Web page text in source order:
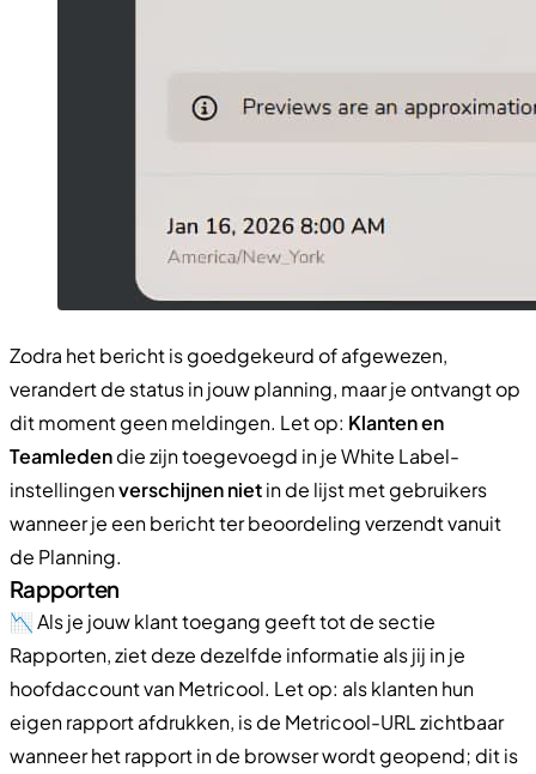
Zodra het bericht is goedgekeurd of afgewezen,
verandert de status in jouw planning, maar je ontvangt op
dit moment geen meldingen. Let op: Klanten en
Teamledendie zijn toegevoegd in je White Label-
instellingenverschijnen nietin de lijst met gebruikers
wanneer je een bericht ter beoordeling verzendt vanuit
de Planning.
Rapporten
📉 Als je jouw klant toegang geeft tot de sectie
Rapporten, ziet deze dezelfde informatie als jij in je
hoofdaccount van Metricool. Let op: als klanten hun
eigen rapport afdrukken, is de Metricool-URL zichtbaar
wanneer het rapport in de browser wordt geopend; dit is